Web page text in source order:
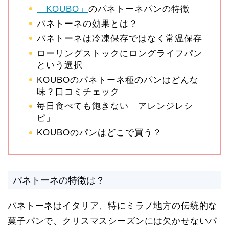
「KOUBO」 のパネトーネパンの特徴
パネトーネの効果とは？
パネトーネは冷凍保存ではなく常温保存
ローリングストックにロングライフパン
という選択
KOUBOのパネトーネ種のパンはどんな
味？口コミチェック
毎日食べても飽きない「アレンジレシ
ピ」
KOUBOのパンはどこで買う？
パネトーネの特徴は？
パネトーネはイタリア、特にミラノ地方の伝統的な
菓子パンで、クリスマスシーズンには欠かせないパ